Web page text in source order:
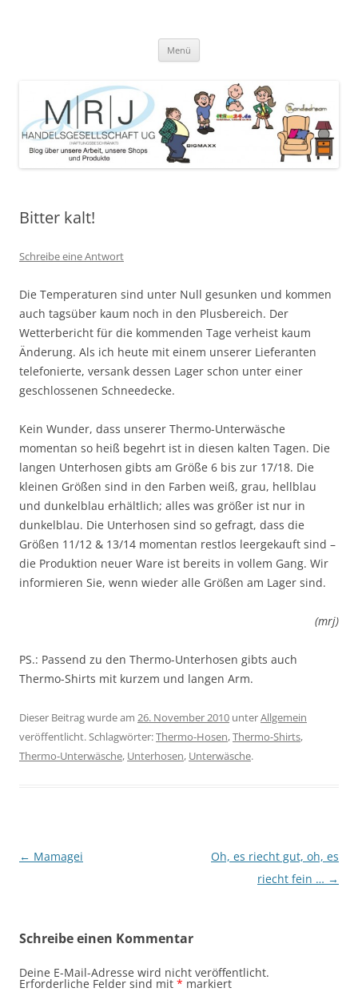
angebotene Produkte
Menü
Bitter kalt!
Schreibe eine Antwort
Die Temperaturen sind unter Null gesunken und kommen
auch tagsüber kaum noch in den Plusbereich. Der
Wetterbericht für die kommenden Tage verheist kaum
Änderung. Als ich heute mit einem unserer Lieferanten
telefonierte, versank dessen Lager schon unter einer
geschlossenen Schneedecke.
Kein Wunder, dass unserer Thermo-Unterwäsche
momentan so heiß begehrt ist in diesen kalten Tagen. Die
langen Unterhosen gibts am Größe 6 bis zur 17/18. Die
kleinen Größen sind in den Farben weiß, grau, hellblau
und dunkelblau erhältlich; alles was größer ist nur in
dunkelblau. Die Unterhosen sind so gefragt, dass die
Größen 11/12 & 13/14 momentan restlos leergekauft sind –
die Produktion neuer Ware ist bereits in vollem Gang. Wir
informieren Sie, wenn wieder alle Größen am Lager sind.
(mrj)
PS.: Passend zu den Thermo-Unterhosen gibts auch
Thermo-Shirts mit kurzem und langen Arm.
Dieser Beitrag wurde am 26. November 2010 unterAllgemein
veröffentlicht. Schlagwörter:Thermo-Hosen,Thermo-Shirts,
Thermo-Unterwäsche, Unterhosen, Unterwäsche.
Beitragsnavigation
← Mamagei
Oh, es riecht gut, oh, es
riecht fein … →
Schreibe einen Kommentar
Deine E-Mail-Adresse wird nicht veröffentlicht.
Erforderliche Felder sind mit * markiert